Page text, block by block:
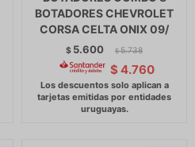
BOTADORES CHEVROLET
CORSA CELTA ONIX 09/
$ 5.600 $ 5.738
$ 4.760